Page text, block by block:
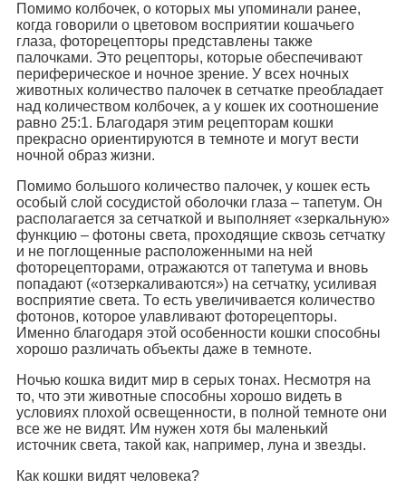
Помимо колбочек, о которых мы упоминали ранее,
когда говорили о цветовом восприятии кошачьего
глаза, фоторецепторы представлены также
палочками. Это рецепторы, которые обеспечивают
периферическое и ночное зрение. У всех ночных
животных количество палочек в сетчатке преобладает
над количеством колбочек, а у кошек их соотношение
равно 25:1. Благодаря этим рецепторам кошки
прекрасно ориентируются в темноте и могут вести
ночной образ жизни.
Помимо большого количество палочек, у кошек есть
особый слой сосудистой оболочки глаза – тапетум. Он
располагается за сетчаткой и выполняет «зеркальную»
функцию – фотоны света, проходящие сквозь сетчатку
и не поглощенные расположенными на ней
фоторецепторами, отражаются от тапетума и вновь
попадают («отзеркаливаются») на сетчатку, усиливая
восприятие света. То есть увеличивается количество
фотонов, которое улавливают фоторецепторы.
Именно благодаря этой особенности кошки способны
хорошо различать объекты даже в темноте.
Ночью кошка видит мир в серых тонах. Несмотря на
то, что эти животные способны хорошо видеть в
условиях плохой освещенности, в полной темноте они
все же не видят. Им нужен хотя бы маленький
источник света, такой как, например, луна и звезды.
Как кошки видят человека?